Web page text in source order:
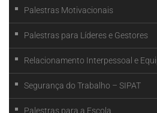
Palestras Motivacionais
Palestras para Líderes e Gestores
Relacionamento Interpessoal e
Segurança do Trabalho – SIPAT
Palestras para a Escola